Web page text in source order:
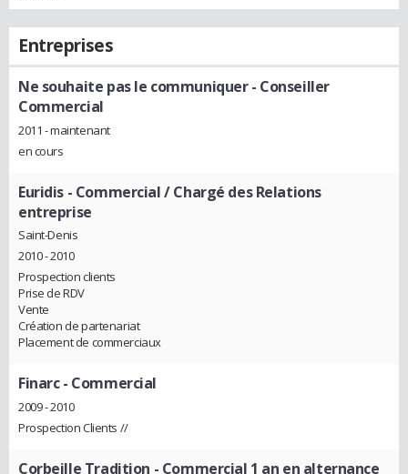
Entreprises
Ne souhaite pas le communiquer- Conseiller
Commercial
2011 - maintenant
en cours
Euridis - Commercial / Chargé des Relations
entreprise
Saint-Denis
2010 - 2010
Prospection clients
Prise de RDV
Vente
Création de partenariat
Placement de commerciaux
Finarc- Commercial
2009 - 2010
Prospection Clients //
Corbeille Tradition - Commercial 1 an en alternance